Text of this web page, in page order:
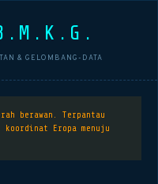
& GELOMBANG-DATA
berawan. Terpantau
Eropa menuju